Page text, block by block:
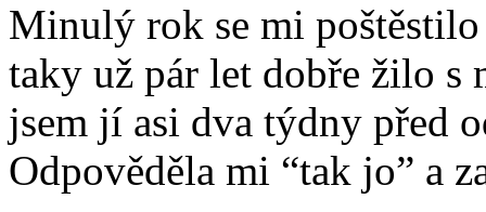
Minulý rok se mi
taky už pár let dobře žilo
jsem jí asi dva týdny před
Odpověděla mi “tak jo” a